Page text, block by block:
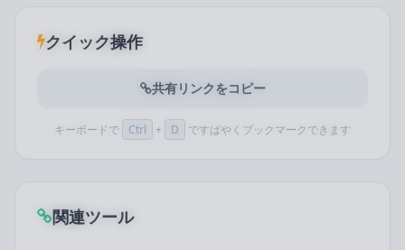
クイック操作
共有リンクをコピー
キーボードで Ctrl + D ですばやくブックマークできます
関連ツール